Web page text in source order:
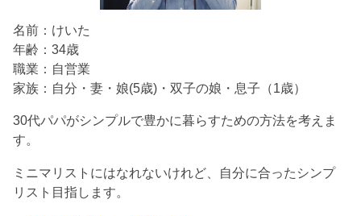
名前：けいた
年齢：34歳
職業：自営業
家族：自分・妻・娘(5歳)・双子の娘・息子（1歳）
30代パパがシンプルで豊かに暮らすための方法を考えま
す。
ミニマリストにはなれないけれど、自分に合ったシンプ
リスト目指します。